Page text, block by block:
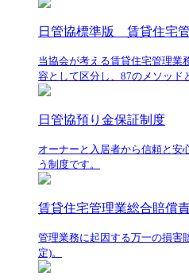
日管協標準版 賃貸住宅
当協会が考える賃貸住宅管理業
容として区分し、87のメソッド
日管協預り金保証制度
オーナーと入居者から信頼と安
う制度です。
賃貸住宅管理業総合賠償
管理業務に起因する万一の損害
定)。